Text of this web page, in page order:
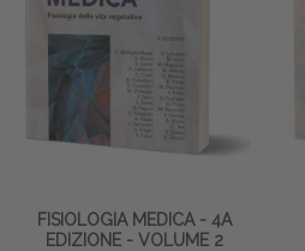
FISIOLOGIA MEDICA - 4A
EDIZIONE - VOLUME 2